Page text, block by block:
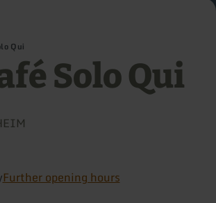
Qui
Solo Qui
Further opening hours